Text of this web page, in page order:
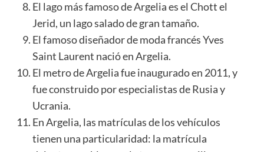
El lago más famoso de Argelia es el Chott el
Jerid, un lago salado de gran tamaño.
El famoso diseñador de moda francés Yves
Saint Laurent nació en Argelia.
El metro de Argelia fue inaugurado en 2011, y
fue construido por especialistas de Rusia y
Ucrania.
En Argelia, las matrículas de los vehículos
tienen una particularidad: la matrícula